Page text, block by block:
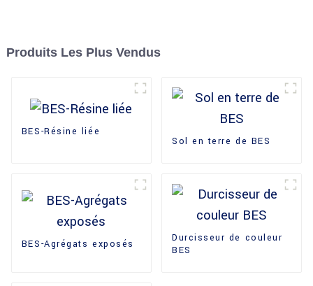
Produits Les Plus Vendus
BES-Résine liée
Sol en terre de BES
BES-Agrégats exposés
Durcisseur de couleur
BES